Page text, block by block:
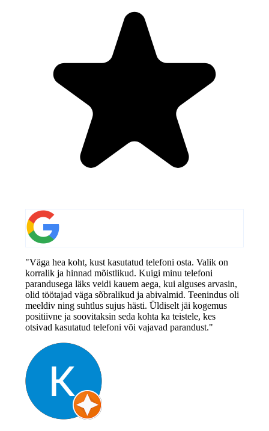
"Väga hea koht, kust kasutatud telefoni osta. Valik on
korralik ja hinnad mõistlikud. Kuigi minu telefoni
parandusega läks veidi kauem aega, kui alguses arvasin,
olid töötajad väga sõbralikud ja abivalmid. Teenindus oli
meeldiv ning suhtlus sujus hästi. Üldiselt jäi kogemus
positiivne ja soovitaksin seda kohta ka teistele, kes
otsivad kasutatud telefoni või vajavad parandust."